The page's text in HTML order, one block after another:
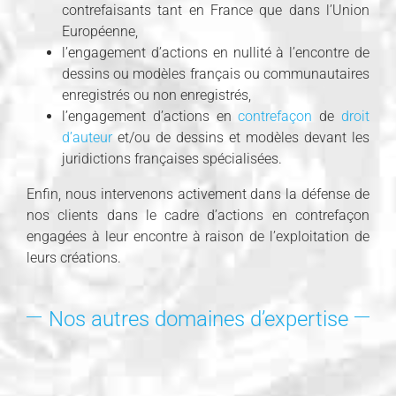
contrefaisants tant en France que dans l’Union
Européenne,
l’engagement d’actions en nullité à l’encontre de
dessins ou modèles français ou communautaires
enregistrés ou non enregistrés,
l’engagement d’actions encontrefaçon dedroit
d’auteuret/ou de dessins et modèles devant les
juridictions françaises spécialisées.
Enfin, nous intervenons activement dans la défense de
nos clients dans le cadre d’actions en contrefaçon
engagées à leur encontre à raison de l’exploitation de
leurs créations.
Nos autres domaines d’expertise